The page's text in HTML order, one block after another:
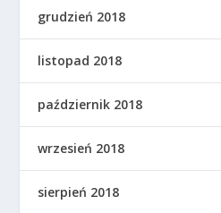
grudzień 2018
listopad 2018
październik 2018
wrzesień 2018
sierpień 2018